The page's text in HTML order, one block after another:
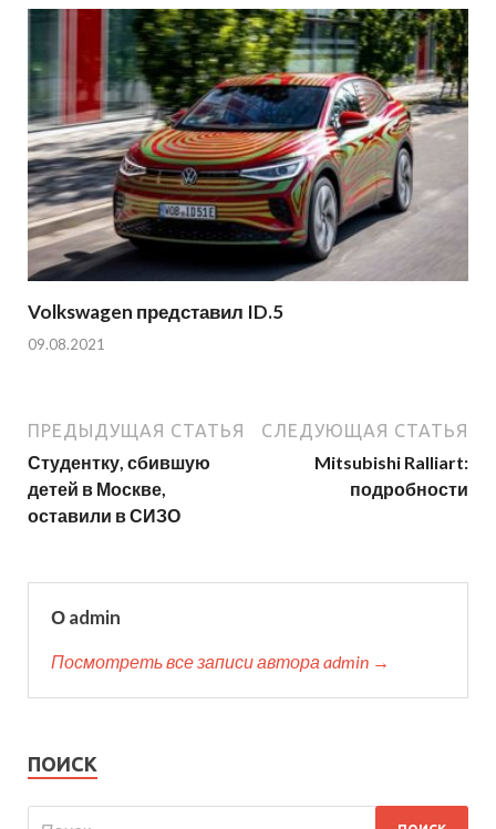
Volkswagen представил ID.5
09.08.2021
ПРЕДЫДУЩАЯ СТАТЬЯ
Студентку, сбившую
детей в Москве,
оставили в СИЗО
СЛЕДУЮЩАЯ СТАТЬЯ
Mitsubishi Ralliart:
подробности
О admin
Посмотреть все записи автора admin →
ПОИСК